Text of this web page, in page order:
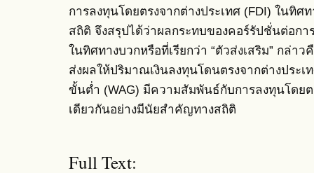
การลงทุนโดยตรงจากต่างประเทศ (FDI) ในทิ
สถิติ จึงสรุปได้ว่าผลกระทบของคอร์รัปชั่นต่อกา
ในทิศทางบวกหรือที่เรียกว่า “ตัวส่งเสริม” กล่า
ส่งผลให้ปริมาณเงินลงทุนโดนตรงจากต่างประ
ขั้นต่ำ (WAG) มีความสัมพันธ์กับการลงทุนโดยต
เดียวกันอย่างมีนัยสำคัญทางสถิติ
Full Text: